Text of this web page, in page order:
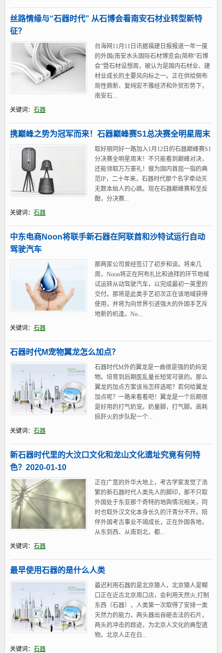
丝路情缘与“石器时代” 从石博会看南安石材业转型新特
征？
台海网11月11日讯据福建日报报道一年一度
的外国(南安水头国际石材博览会(简称“石博
会”暨石材设想周，被认为是国内石材业、建
材业成长的主要风向标之一。正在供给侧布
局性鼎新、复纯宏不雅经济和外贸形势下，
南安石...
关键词： 石器
携巅峰之势为冠军而来！石器巅峰赛S1总决赛全明星周末
取好朋同好一路加入1月12日的石器巅峰赛S1
分决赛全明星周末！不只能看到巅峰对决，
还能领取万万豪礼！做为国内首屈一指的典
范IP，二十年来，石器时代那个名字牵动灭
无数本始人的心跳。现在石器巅峰赛和至反
酣，分决赛...
关键词： 石器
中东电商Noon将联手新石器在阿联酋和沙特试运行自动
驾驶汽车
那两家公司曾经签订了初步和谈。将来几
周，Noon将正在阿布扎比和迪拜的环节地域
试运转从动驾驶汽车，以完成最初一英里的
交付。那将是此类手艺初次正在该地域获得
使用，并将为向世界引进强大的外国手艺斥
地新的机逢。No...
关键词： 石器
石器时代M宠物翼龙怎么加点？
石器时代M外的翼龙是一曲很是强的奶妈宠
物。培育到后期医乱量长短常可骇的。那么
翼龙的加点方案该当怎样选呢？若何给翼龙
加点呢？一路来看看吧！翼龙是一个后期很
是好用的打气奶宠。奶量脚，打气脚。高耗
损肝火的步队配一个...
关键词： 石器
新石器时代里的大汶口文化和龙山文化遗址究竟有何特
色？2020-01-10
正在广宽的外华大地上，考古学家发觉了浩
繁的新石器时代人类先人的脚印，那不只取
外国处于东亚那个奇特的地舆情况相关，同
时也取外汉文化本身长久的汗青分不开。陪
伴外国考古事业不竭成长，正在外国各地，
从东到西、从南到北，都...
关键词： 石器
最早使用石器的是什么人类
最迟利用石器的是北京猿人，北京猿人是糊
口正在近古北京周口店，会利用天然火,打制
东西（石器），人类第一次取得了安排一类
天然力的能力，两头器出自砸击法的石片，
两头的冲击的踪迹，为北京人文化的典型遗
物。北京人正在白...
关键词： 石器